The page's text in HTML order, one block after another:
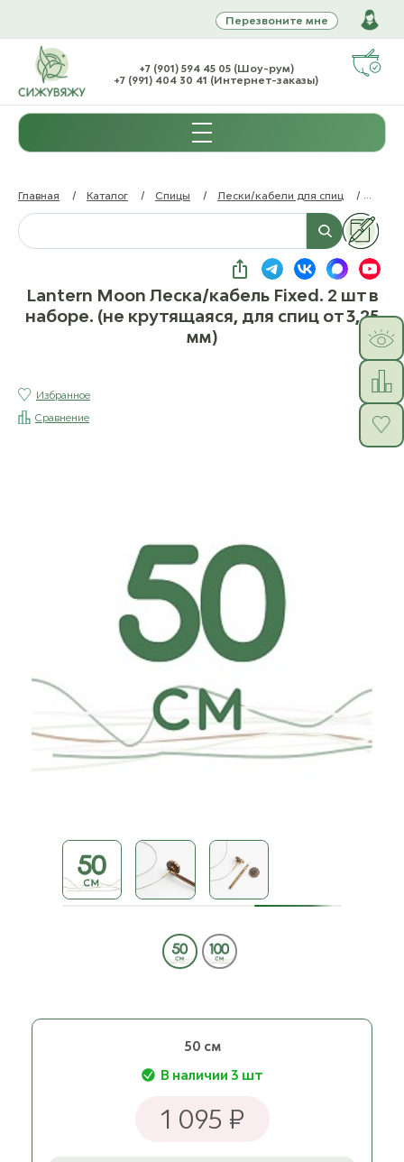
Перезвоните мне
+7 (901) 594 45 05 (Шоу-рум)
+7 (991) 404 30 41 (Интернет-заказы)
Главная / Каталог / Спицы / Лески/кабели для спиц /
Lantern Moon Леска/кабель Fixed. 2 шт в
наборе. (не крутящаяся, для спиц от 3,25
мм)
Избранное
Сравнение
50 см
В наличии 3 шт
1 095 ₽